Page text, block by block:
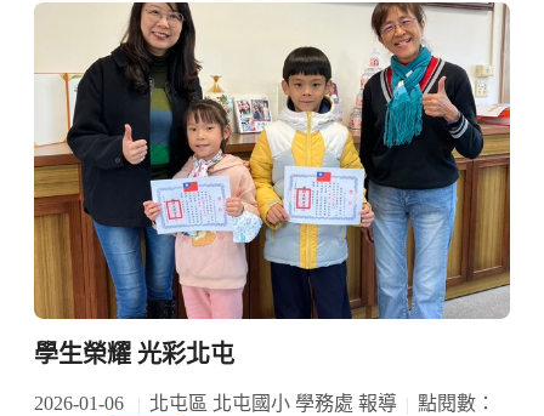
學生榮耀 光彩北屯
2026-01-06 北屯區 北屯國小 學務處 報導
點閱數：